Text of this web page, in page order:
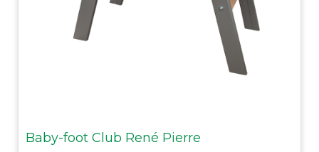
Baby-foot Club René Pierre